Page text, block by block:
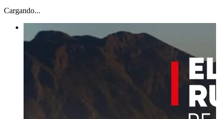
Cargando...